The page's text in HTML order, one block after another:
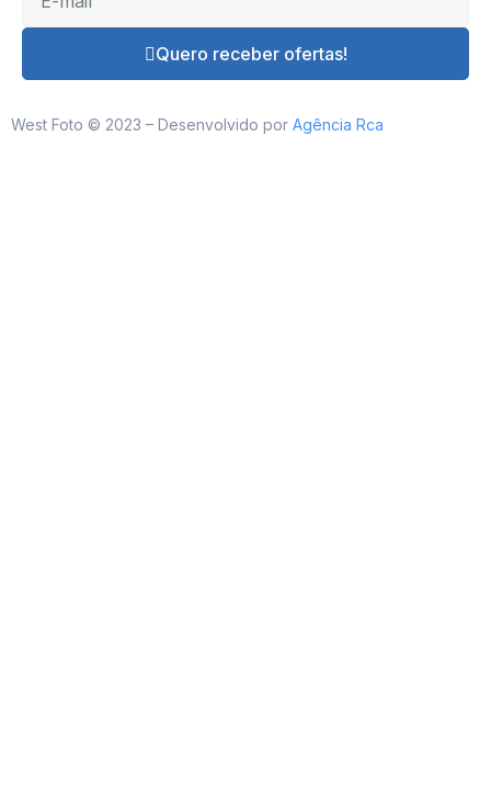
Quero receber ofertas!
West Foto © 2023 – Desenvolvido por Agência Rca